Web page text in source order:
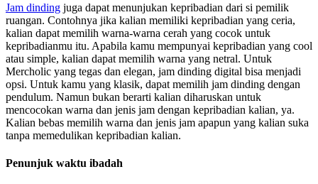
Jam dinding juga dapat menunjukan kepribadian dari si pemilik
ruangan. Contohnya jika kalian memiliki kepribadian yang ceria,
kalian dapat memilih warna-warna cerah yang cocok untuk
kepribadianmu itu. Apabila kamu mempunyai kepribadian yang cool
atau simple, kalian dapat memilih warna yang netral. Untuk
Mercholic yang tegas dan elegan, jam dinding digital bisa menjadi
opsi. Untuk kamu yang klasik, dapat memilih jam dinding dengan
pendulum. Namun bukan berarti kalian diharuskan untuk
mencocokan warna dan jenis jam dengan kepribadian kalian, ya.
Kalian bebas memilih warna dan jenis jam apapun yang kalian suka
tanpa memedulikan kepribadian kalian.
Penunjuk waktu ibadah